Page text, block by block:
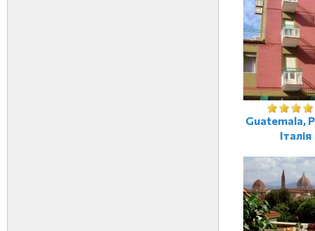
Guatemala,
Італія